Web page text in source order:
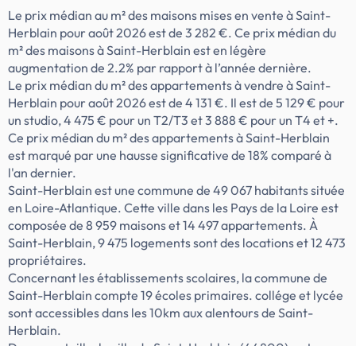
s'adapter à chacun - Des appartements
spacieux et optimisés - Un parking couvert
- Des locaux vélos sécurisés - Une
résidence sécurisée Idéalement desservi
et équipé, le quartier accueille : - De
nombreux commerces de proximité : à 2
min. à pied - Les transports en commun
accessibles : à 5 min. à pied - Des écoles
(maternelle et primaire) : à 1 min. à pied -
Le parc du Bois Jo : au pied de la résidence
- Le centre commercial Atlantis : à 7 min.
en voiture - L'accès au périphérique : en 2
min. en voiture - Un accès rapide à la gare
SNCF de Nantes : 15 min. en voiture - Une
facilité d'accès à l'aéroport de Nantes : 10
min. en voiture Deuxième commune de la
métropole, Saint-Herblain se caractérise
par son dynamisme économique et son
c’est vivre à deux pas des commerces de
Le prix médian au m² des maisons mises en vente à Saint-
Herblain pour août 2026 est de 3 282 €. Ce prix médian du
m² des maisons à Saint-Herblain est en légère
augmentation de 2.2% par rapport à l’année dernière.
Le prix médian du m² des appartements à vendre à Saint-
Herblain pour août 2026 est de 4 131 €. Il est de 5 129 € pour
un studio, 4 475 € pour un T2/T3 et 3 888 € pour un T4 et +.
Ce prix médian du m² des appartements à Saint-Herblain
est marqué par une hausse significative de 18% comparé à
l'an dernier.
Saint-Herblain est une commune de 49 067 habitants située
en Loire-Atlantique. Cette ville dans les Pays de la Loire est
composée de 8 959 maisons et 14 497 appartements. À
Saint-Herblain, 9 475 logements sont des locations et 12 473
propriétaires.
Concernant les établissements scolaires, la commune de
Saint-Herblain compte 19 écoles primaires. collége et lycée
sont accessibles dans les 10km aux alentours de Saint-
Herblain.